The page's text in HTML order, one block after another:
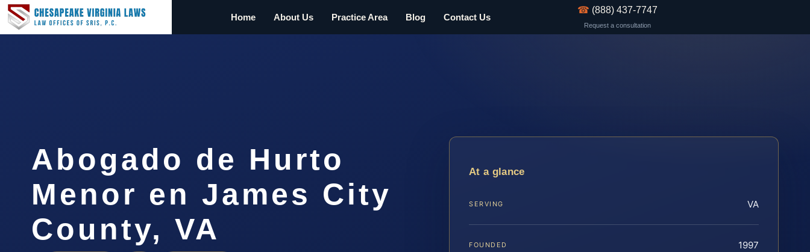
Home About Us Practice Area Blog Contact Us
☎ (888) 437-7747
Request a consultation
Abogado de Hurto
Menor en James City
County, VA
At a glance
SERVING VA
FOUNDED 1997